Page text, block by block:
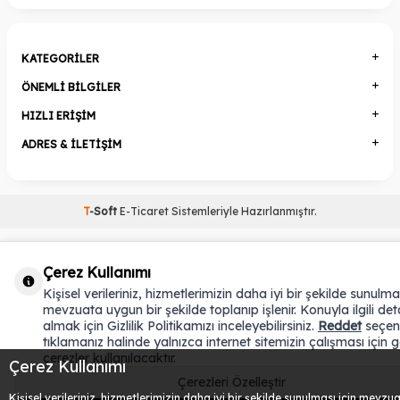
Çerez Kullanımı
KATEGORILER
ÖNEMLI BILGILER
HIZLI ERIŞIM
ADRES & İLETIŞIM
T-Soft E-Ticaret Sistemleriyle Hazırlanmıştır.
Çerez Kullanımı
Kişisel verileriniz, hizmetlerimizin daha iyi bir şekilde
mevzuata uygun bir şekilde toplanıp işlenir. Konuyla ilgili
almak için Gizlilik Politikamızı inceleyebilirsiniz. Reddet
tıklamanız halinde yalnızca internet sitemizin çalışması için
çerezler kullanılacaktır.
Çerezleri Özelleştir